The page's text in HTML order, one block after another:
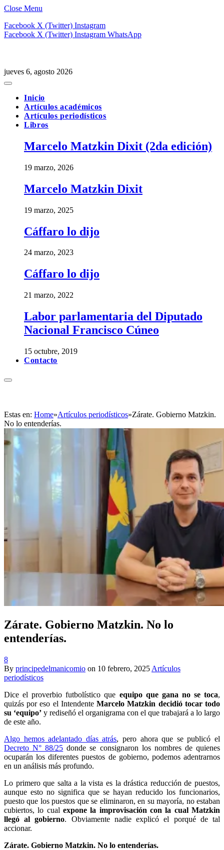
Close Menu
Facebook X (Twitter) Instagram
Facebook X (Twitter) Instagram WhatsApp
jueves 6, agosto 2026
Inicio
Artículos académicos
Artículos periodísticos
Libros
Marcelo Matzkin Dixit (2da edición)
19 marzo, 2026
Marcelo Matzkin Dixit
19 marzo, 2025
Cáffaro lo dijo
24 marzo, 2023
Cáffaro lo dijo
21 marzo, 2022
Labor parlamentaria del Diputado
Nacional Francisco Cúneo
15 octubre, 2019
Contacto
Estas en: Home»Artículos periodísticos»Zárate. Gobierno Matzkin.
No lo entenderías.
Zárate. Gobierno Matzkin. No lo
entenderías.
8
By principedelmanicomio on 10 febrero, 2025 Artículos
periodísticos
Dice el proverbio futbolístico que equipo que gana no se toca,
quizás por eso el IntendenteMarcelo Matzkin decidió tocar todo
su ‘equipo’ y rediseñó el organigrama con el que trabajará a lo largo
de este año.
Algo hemos adelantado días atrás, pero ahora que se publicó el
Decreto N° 88/25 donde se consignaron los nombres de quienes
ocuparán los diferentes puestos de gobierno, podemos adentrarnos
en un análisis más profundo.
Lo primero que salta a la vista es la drástica reducción de puestos,
aunque esto no significa que se hayan reducido los funcionarios,
puesto que los puestos que se eliminaron, en su mayoría, no estaban
cubiertos, lo cual expone la improvisación con la cual Matzkin
llegó al gobierno. Obviamente nadie explicó el porqué de tal
accionar.
Zárate. Gobierno Matzkin. No lo entenderías.